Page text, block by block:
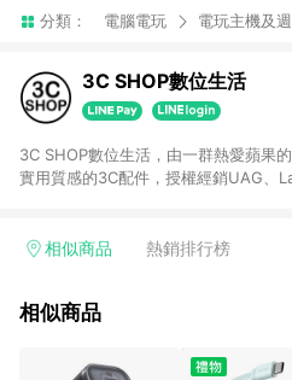
分類： 電腦電玩 電玩主機及
3C SHOP數位生活
3C SHOP數位生活，由一群熱愛蘋果
實用質感的3C配件，授權經銷UAG、
的生活，讓你在生活中成為眾目睽睽的
相似商品 熱銷排行榜
相似商品